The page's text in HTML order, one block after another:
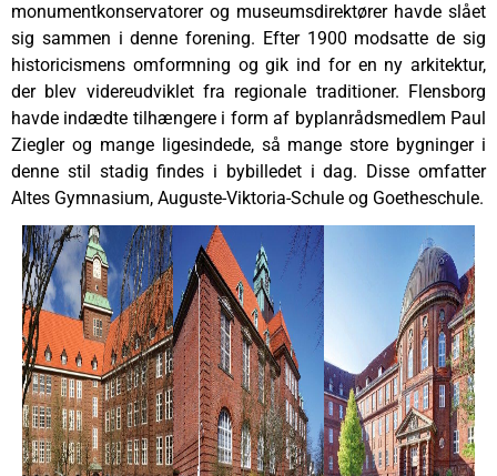
monumentkonservatorer og museumsdirektører havde slået
sig sammen i denne forening. Efter 1900 modsatte de sig
historicismens omformning og gik ind for en ny arkitektur,
der blev videreudviklet fra regionale traditioner. Flensborg
havde indædte tilhængere i form af byplanrådsmedlem Paul
Ziegler og mange ligesindede, så mange store bygninger i
denne stil stadig findes i bybilledet i dag. Disse omfatter
Altes Gymnasium, Auguste-Viktoria-Schule og Goetheschule.